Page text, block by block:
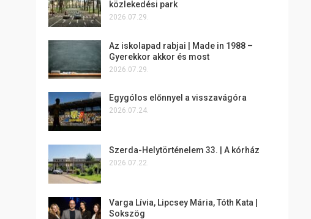
közlekedési park
2026.07.29.
Az iskolapad rabjai | Made in 1988 –
Gyerekkor akkor és most
2026.07.29.
Egygólos előnnyel a visszavágóra
2026.07.24.
Szerda-Helytörténelem 33. | A kórház
2026.07.22.
Varga Lívia, Lipcsey Mária, Tóth Kata |
Sokszög